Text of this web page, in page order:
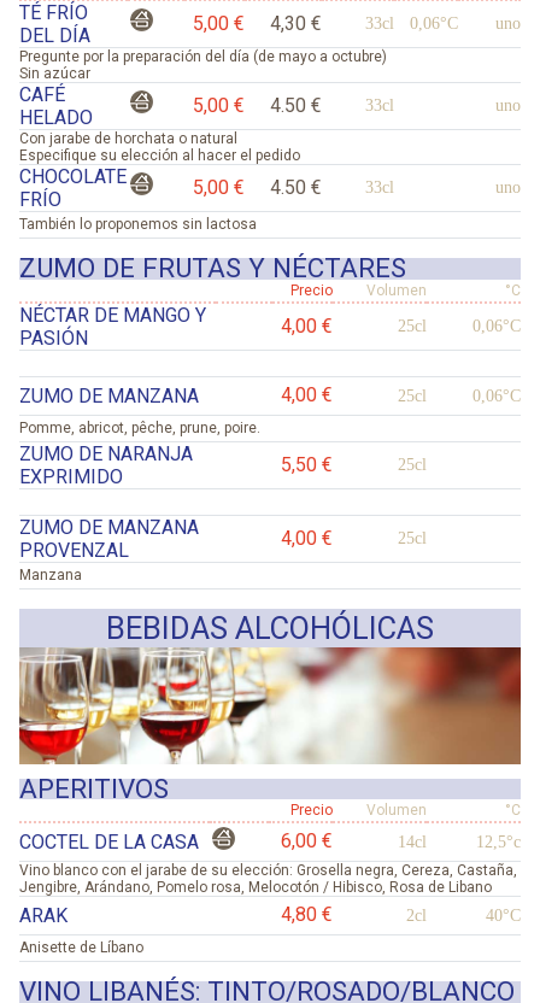
TÉ FRÍO
DEL DÍA
5,00 € 4,30 € 33cl 0,06°C uno
Pregunte por la preparación del día (de mayo a octubre)
Sin azúcar
CAFÉ
HELADO
5,00 € 4.50 € 33cl uno
Con jarabe de horchata o natural
Especifique su elección al hacer el pedido
CHOCOLATE
FRÍO
5,00 € 4.50 € 33cl uno
También lo proponemos sin lactosa
ZUMO DE FRUTAS Y NÉCTARES
Precio Volumen °C
NÉCTAR DE MANGO Y
PASIÓN
4,00 € 25cl 0,06°C
ZUMO DE MANZANA 4,00 € 25cl 0,06°C
Pomme, abricot, pêche, prune, poire.
ZUMO DE NARANJA
EXPRIMIDO
5,50 € 25cl
ZUMO DE MANZANA
PROVENZAL
4,00 € 25cl
Manzana
BEBIDAS ALCOHÓLICAS
APERITIVOS
Precio Volumen °C
COCTEL DE LA CASA 6,00 € 14cl 12,5°c
Vino blanco con el jarabe de su elección: Grosella negra, Cereza, Castaña,
Jengibre, Arándano, Pomelo rosa, Melocotón / Hibisco, Rosa de Libano
ARAK 4,80 € 2cl 40°C
Anisette de Líbano
VINO LIBANÉS: TINTO/ROSADO/BLANCO